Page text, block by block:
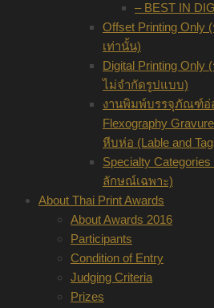
– BEST IN
Offset Printing
เท่านั้น)
Digital Printing
ไม่จำกัดรูปแบบ)
งานพิมพ์บรรจุภัณฑ์อ่
Flexography
หีบห่อ (Lable and
Specialty
ลักษณ์เฉพาะ)
About Thai Print Awards
About Awards 2016
Participants
Condition of Entry
Judging Criteria
Prizes